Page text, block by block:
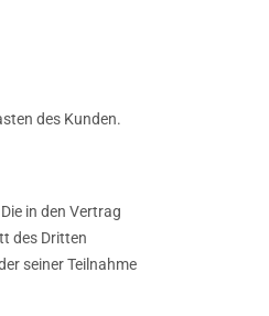
des Kunden.
in den Vertrag
des Dritten
seiner Teilnahme